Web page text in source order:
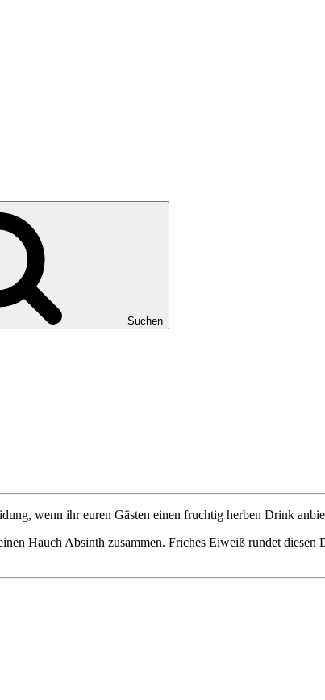
Suchen
wenn ihr euren Gästen einen fruchtig herben Drink
Hauch Absinth zusammen. Friches Eiweiß rundet diesen